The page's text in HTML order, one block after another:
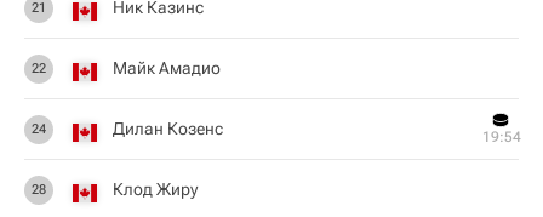
21 Ник Казинс
22 Майк Амадио
24 Дилан Козенс 19:54
28 Клод Жиру